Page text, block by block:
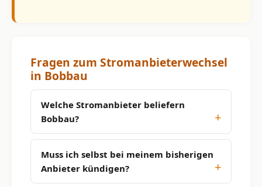
Fragen zum Stromanbieterwechsel
in Bobbau
Welche Stromanbieter beliefern
Bobbau?
Muss ich selbst bei meinem bisherigen
Anbieter kündigen?